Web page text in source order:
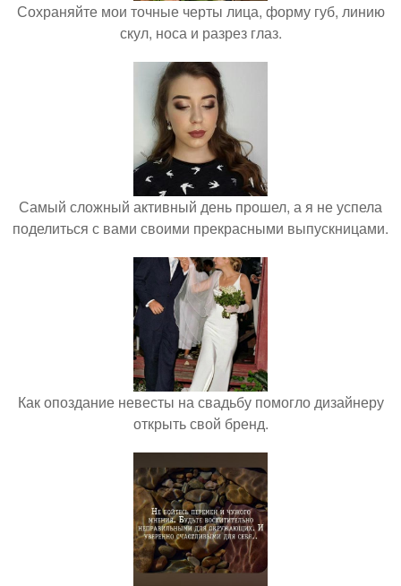
Сохраняйте мои точные черты лица, форму губ, линию
скул, носа и разрез глаз.
Самый сложный активный день прошел, а я не успела
поделиться с вами своими прекрасными выпускницами.
Как опоздание невесты на свадьбу помогло дизайнеру
открыть свой бренд.